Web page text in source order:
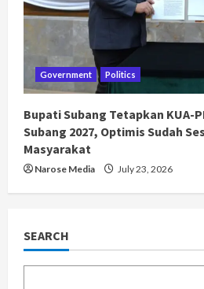
Government Politics
Bupati Subang Tetapkan KUA-
Subang 2027, Optimis Sudah
Masyarakat
Narose Media July 23, 2026
SEARCH